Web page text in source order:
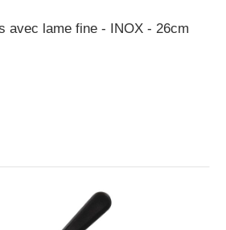
avec lame fine - INOX - 26cm